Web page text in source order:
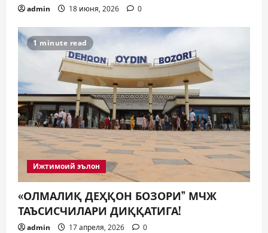
admin 18 июня, 2026 0
1 minute read
Ижтимоий эълон
«ОЛМАЛИҚ ДЕҲҚОН БОЗОРИ” МЧЖ
ТАЪСИСЧИЛАРИ ДИҚҚАТИГА!
admin 17 апреля, 2026 0